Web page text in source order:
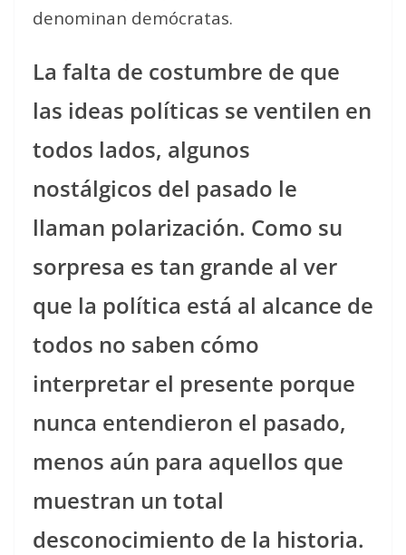
denominan demócratas.
La falta de costumbre de que
las ideas políticas se ventilen en
todos lados, algunos
nostálgicos del pasado le
llaman polarización. Como su
sorpresa es tan grande al ver
que la política está al alcance de
todos no saben cómo
interpretar el presente porque
nunca entendieron el pasado,
menos aún para aquellos que
muestran un total
desconocimiento de la historia.